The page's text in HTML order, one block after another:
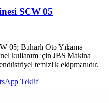
SCW 05
05; Buharlı Oto Yıkama
kullanım için JBS Makina
temizlik ekipmanıdır.
Teklif